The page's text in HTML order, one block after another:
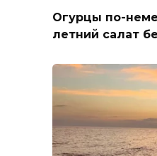
Огурцы по-
летний салат